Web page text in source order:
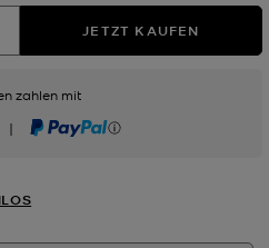
JETZT KAUFEN
zahlen mit
| PayPal